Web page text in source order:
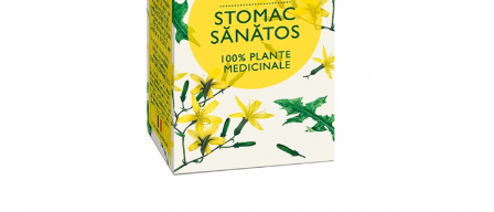
SUPLIMENTE MEMORIE SI
SUPLIMENTE POTENȚĂ
SUPLIMENTE PROSTATĂ
SUPLIMENTE SLĂBIRE
SUPLIMENTE VITAMINE ȘI